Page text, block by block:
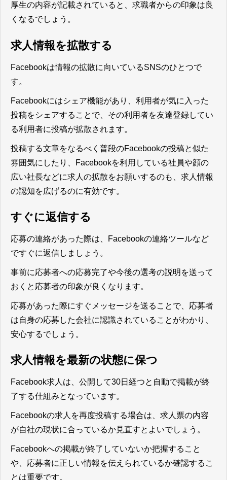
厚生の内容が記載されていると、求職者からの印象は良
くなるでしょう。
求人情報を拡散する
Facebookは情報の拡散に向いているSNSのひとつで
す。
Facebookにはシェア機能があり、利用者が気に入った
投稿をシェアすることで、その利用者を友達登録してい
る利用者に投稿が拡散されます。
投稿する文章をなるべく普段のFacebookの投稿と似た
雰囲気にしたり、Facebookを利用している社員や顔の
広い社長などに求人の拡散をお願いするのも、求人情報
の認知を広げるのに有効です。
すぐに返信する
応募の連絡があった際は、Facebookの連絡ツールなど
ですぐに返信しましょう。
事前に応募者への応募完了や今後の選考の説明を送って
おくと応募者の印象が良くなります。
応募があった際にすぐメッセージを送ることで、応募者
は自身の応募した会社に認識されていることがわかり、
安心するでしょう。
求人情報を最新の状態に保つ
Facebook求人は、公開して30日経つと自動で掲載が終
了する仕組みとなっています。
Facebookの求人を再度投稿する場合は、求人票の内容
が自社の現状に合っているか見直すとよいでしょう。
Facebookへの掲載が終了していないか把握すること
や、応募者に正しい情報を伝えられているか確認するこ
とは重要です。